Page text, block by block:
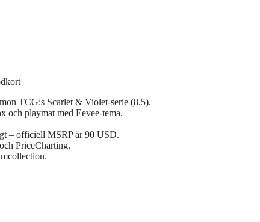
TCG:s Scarlet & Violet‑serie (8.5).
och playmat med Eevee‑tema.
– officiell MSRP är 90 USD.
PriceCharting.